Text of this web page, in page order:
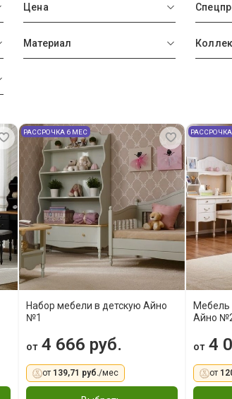
Цена
Материал
РАССРОЧКА 6 МЕС
Набор мебели в детскую Айно
№1
от4 666 руб.
от 139,71 руб./мес
Мебель
Айно
от4
от